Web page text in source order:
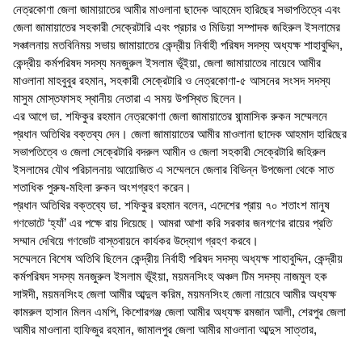
নেত্রকোণা জেলা জামায়াতের আমীর মাওলানা ছাদেক আহমেদ হারিছের সভাপতিত্বে এবং
জেলা জামায়াতের সহকারী সেক্রেটারি এবং প্রচার ও মিডিয়া সম্পাদক জহিরুল ইসলামের
সঞ্চালনায় মতবিনিময় সভায় জামায়াতের কেন্দ্রীয় নির্বাহী পরিষদ সদস্য অধ্যক্ষ শাহাবুদ্দিন,
কেন্দ্রীয় কর্মপরিষদ সদস্য মনজুরুল ইসলাম ভূঁইয়া, জেলা জামায়াতের নায়েবে আমীর
মাওলানা মাহবুবুর রহমান, সহকারী সেক্রেটারি ও নেত্রকোণা-৫ আসনের সংসদ সদস্য
মাসুম মোস্তফাসহ স্থানীয় নেতারা এ সময় উপস্থিত ছিলেন।
এর আগে ডা. শফিকুর রহমান নেত্রকোণা জেলা জামায়াতের ষান্মাসিক রুকন সম্মেলনে
প্রধান অতিথির বক্তব্য দেন। জেলা জামায়াতের আমীর মাওলানা ছাদেক আহমাদ হারিছের
সভাপতিত্বে ও জেলা সেক্রেটারি বদরুল আমীন ও জেলা সহকারী সেক্রেটারি জহিরুল
ইসলামের যৌথ পরিচালনায় আয়োজিত এ সম্মেলনে জেলার বিভিন্ন উপজেলা থেকে সাত
শতাধিক পুরুষ-মহিলা রুকন অংশগ্রহণ করেন।
প্রধান অতিথির বক্তব্যে ডা. শফিকুর রহমান বলেন, এদেশের প্রায় ৭০ শতাংশ মানুষ
গণভোটে ‘হ্যাঁ’ এর পক্ষে রায় দিয়েছে। আমরা আশা করি সরকার জনগণের রায়ের প্রতি
সম্মান দেখিয়ে গণভোট বাস্তবায়নে কার্যকর উদ্যোগ গ্রহণ করবে।
সম্মেলনে বিশেষ অতিথি ছিলেন কেন্দ্রীয় নির্বাহী পরিষদ সদস্য অধ্যক্ষ শাহাবুদ্দিন, কেন্দ্রীয়
কর্মপরিষদ সদস্য মনজুরুল ইসলাম ভূঁইয়া, ময়মনসিংহ অঞ্চল টিম সদস্য নাজমুল হক
সাঈদী, ময়মনসিংহ জেলা আমীর আব্দুল করিম, ময়মনসিংহ জেলা নায়েবে আমীর অধ্যক্ষ
কামরুল হাসান মিলন এমপি, কিশোরগঞ্জ জেলা আমীর অধ্যক্ষ রমজান আলী, শেরপুর জেলা
আমীর মাওলানা হাফিজুর রহমান, জামালপুর জেলা আমীর মাওলানা আব্দুস সাত্তার,